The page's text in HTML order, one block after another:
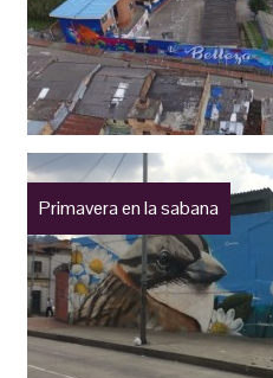
Primavera en la sabana